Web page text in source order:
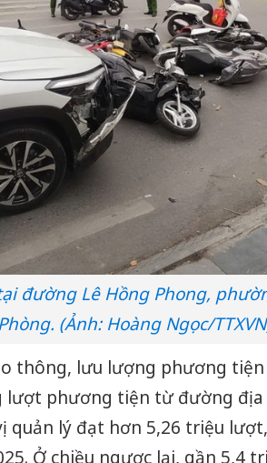
đường Lê Hồng Phong,
(Ảnh: Hoàng Ngọc/
thông, lưu lượng phương
lượt phương tiện từ đường
quản lý đạt hơn 5,26 triệu
Ở chiều ngược lại, gần 5,4